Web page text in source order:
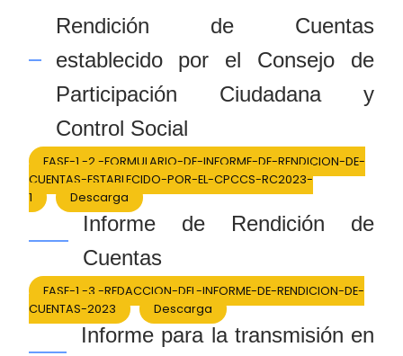
Rendición de Cuentas
establecido por el Consejo de
Participación Ciudadana y
Control Social
FASE-1.-2.-FORMULARIO-DE-INFORME-DE-RENDICION-DE-
CUENTAS-ESTABLECIDO-POR-EL-CPCCS-RC2023-
1
Descarga
Informe de Rendición de
Cuentas
FASE-1.-3.-REDACCION-DEL-INFORME-DE-RENDICION-DE-
CUENTAS-2023
Descarga
Informe para la transmisión en